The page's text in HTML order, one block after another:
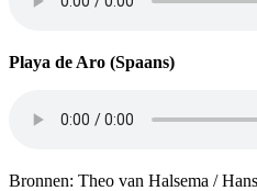
Playa de Aro (Spaans)
Bronnen: Theo van Halsema /